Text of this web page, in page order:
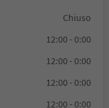
Chiuso
12:00 - 0:00
12:00 - 0:00
12:00 - 0:00
12:00 - 0:00